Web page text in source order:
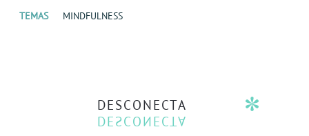
TEMAS MINDFULNESS
DESCONECTA